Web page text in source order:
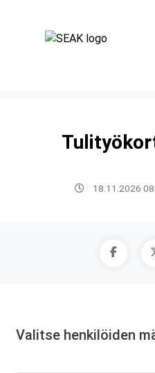
18.11.2026
Valitse henkilöiden